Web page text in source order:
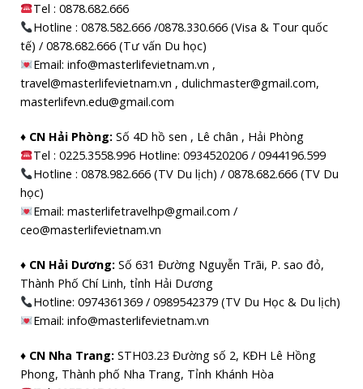
Tel :0878.682.666
Hotline : 0878.582.666 /0878.330.666 (Visa & Tour quốc
tế) / 0878.682.666 (Tư vấn Du học)
Email: info@masterlifevietnam.vn ,
travel@masterlifevietnam.vn , dulichmaster@gmail.com,
masterlifevn.edu@gmail.com
♦ CN Hải Phòng: Số 4D hồ sen , Lê chân , Hải Phòng
Tel : 0225.3558.996 Hotline: 0934520206 / 0944196.599
Hotline : 0878.982.666 (TV Du lịch) / 0878.682.666 (TV Du
học)
Email: masterlifetravelhp@gmail.com /
ceo@masterlifevietnam.vn
♦ CN Hải Dương: Số 631 Đường Nguyễn Trãi, P. sao đỏ,
Thành Phố Chí Linh, tỉnh Hải Dương
Hotline: 0974361369 / 0989542379 (TV Du Học & Du lịch)
Email: info@masterlifevietnam.vn
♦ CN Nha Trang: STH03.23 Đường số 2, KĐH Lê Hồng
Phong, Thành phố Nha Trang, Tỉnh Khánh Hòa